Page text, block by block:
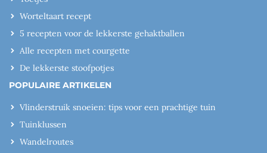
Worteltaart recept
5 recepten voor de lekkerste gehaktballen
Alle recepten met courgette
De lekkerste stoofpotjes
POPULAIRE ARTIKELEN
Vlinderstruik snoeien: tips voor een prachtige tuin
Tuinklussen
Wandelroutes